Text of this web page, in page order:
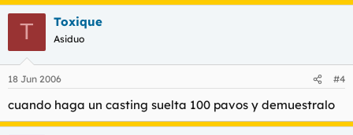
T Toxique
Asiduo
18 Jun 2006 #4
cuando haga un casting suelta 100 pavos y demuestralo